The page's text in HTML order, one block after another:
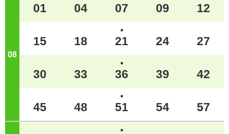
08 ジ
01 04 07 09 12
15 18
●
21 24 27
30 33
●
36 39 42
45 48
●
51 54 57
●